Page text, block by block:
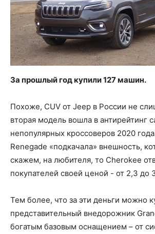
За прошлый год купили 127 машин.
Похоже, CUV от Jeep в России не
вторая модель вошла в антирейтинг
непопулярных кроссоверов 2020
Renegade «подкачала» внешность,
скажем, на любителя, то Cherokee
покупателей своей ценой - от 2,3 до
Тем более, что за эти деньги можно
представительный внедорожник
богатым базовым оснащением – от